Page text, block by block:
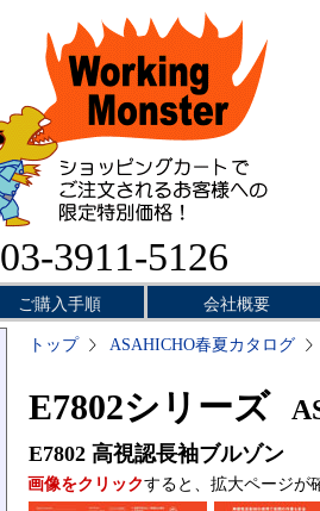
03-3911-5126
ご購入手順 会社概要
トップ ASAHICHO春夏カタログ
E7802シリーズ
E7802 高視認長袖ブルゾン
画像をクリックすると、拡大ページが